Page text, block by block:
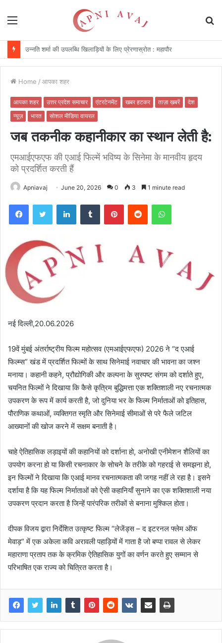
विकसित किया जा रहा दीर्घकालिक खेल पारिस्थितिकी तंत्र : सीएम
Home / आपका शहर
आपका शहर उत्तर प्रदेश समाचार एंटरटेनमेंट खबर हटकर ताज़ा ख़बरें
देश
न्यूज़
भारत सोशल मीडिया वायरल
जब तकनीक कहानीकार का स्‍थान लेती है:
एमआईएफएफ की एआई फिल्में भविष्य के सिनेमा के मानवीय हृदय
को प्रदर्शित करती हैं
Apniavaj June 20, 2026 0 3 1 minute read
नई दिल्ली,20.06.2026
19वें मुंबई अंतर्राष्ट्रीय फिल्म महोत्सव (एमआईएफएफ) 2026 ने “द एआई
फिल्म्स” खंड में प्रदर्शित फिल्मों के साथ सिनेमाई नवाचार की भावना का जश्न
मनाया। कहानी कहने, प्रौद्योगिकी और कल्पना के सुस्‍पष्‍ट संगम को दर्शाते हुए,
चयनित फिल्मों ने दिखाया कि कैसे कृत्रिम बुद्धिमत्ता एक शक्तिशाली नए रचनात्मक
उपकरण के रूप में कार्य करती है, जो दुनिया भर के फिल्म निर्माताओं को इतिहास,
पौराणिक कथाओं, व्यक्तिगत स्मृति और सिनेमाई सीमाओं से परे फैले जटिल
आख्यानों की खोज करने में सक्षम बनाती है।
चाहे ऐतिहासिक लड़ाइयों की कहानियों को दर्शाना हो, अनोखी एनीमेशन शैलियों का
उपयोग करना हो या किसी रचनाकार के सोचने के तरीके को गहराई से समझना हो,
इन फिल्मों ने दिखाया कि एआई मानव रचनात्मकता की जगह नहीं ले रहा है। इसने
दर्शाया है‍ कि यह फिल्म निर्माताओं को ऐसी कहानियाँ सुनाने का एक शक्तिशाली नया
उपकरण प्रदान करता है जिन्हें पारंपरिक तरीकों से बनाना मुश्किल होता।
दीपक विजय द्वारा निर्देशित उत्कृष्ट फिल्म “लेजेंड्स – द इटरनल फ्लेम ऑफ
मेवाड़” में एक अकेला कवि अरावली पहाड़ियों में गाता है जो बप्पा रावल से लेकर
महाराणा प्रताप तक के क्रमिक ऐतिहासिक युगों का वर्णन करते हुए सम्मान से
परिभाषित एक राज्य को चित्रित करता है।